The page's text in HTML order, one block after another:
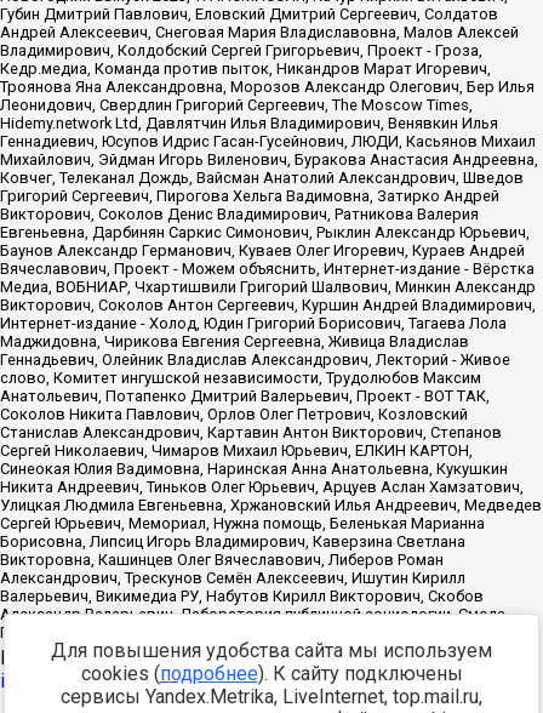
Источник:https://minjust.gov.ru/uploaded/files/reestr-
inostrannyih-agentov-22-03-2024.pdfданные на22.03.2024
Для повышения удобства сайта мы используем
cookies (подробнее). К сайту подключены
сервисы Yandex.Metrika, LiveInternet, top.mail.ru,